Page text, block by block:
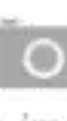
Salute e Benessere